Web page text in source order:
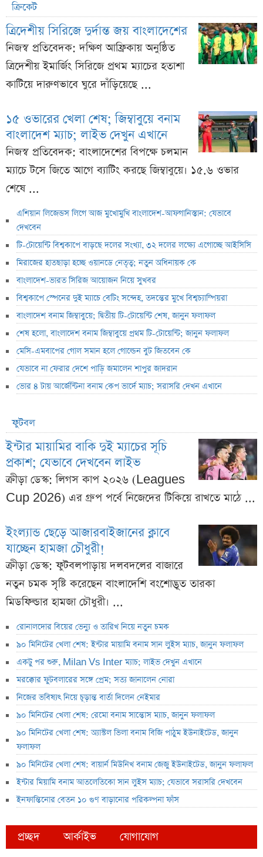
ক্রিকেট
ত্রিদেশীয় সিরিজে দুর্দান্ত জয় বাংলাদেশের
নিজস্ব প্রতিবেদক: দক্ষিণ আফ্রিকায় অনুষ্ঠিত
ত্রিদেশীয় ইমার্জিং সিরিজে প্রথম ম্যাচের হতাশা
কাটিয়ে দারুণভাবে ঘুরে দাঁড়িয়েছে ...
১৫ ওভারের খেলা শেষ; জিম্বাবুয়ে বনাম
বাংলাদেশ ম্যাচ; লাইভ দেখুন এখানে
নিজস্ব প্রতিবেদক: বাংলাদেশের বিপক্ষে চলমান
ম্যাচে টসে জিতে আগে ব্যাটিং করছে জিম্বাবুয়ে। ১৫.৬ ওভার
শেষে ...
এশিয়ান লিজেন্ডস লিগে আজ মুখোমুখি বাংলাদেশ-আফগানিস্তান: যেভাবে
দেখবেন
টি-টোয়েন্টি বিশ্বকাপে বাড়ছে দলের সংখ্যা, ৩২ দলের লক্ষ্যে এগোচ্ছে আইসিসি
মিরাজের হাতছাড়া হচ্ছে ওয়ানডে নেতৃত্ব; নতুন অধিনায়ক কে
বাংলাদেশ-ভারত সিরিজ আয়োজন নিয়ে সুখবর
বিশ্বকাপে স্পেনের দুই ম্যাচে বেটিং সন্দেহ, তদন্তের মুখে বিশ্বচ্যাম্পিয়রা
বাংলাদেশ বনাম জিম্বাবুয়ে; দ্বিতীয় টি-টোয়েন্টি শেষ, জানুন ফলাফল
শেষ হলো, বাংলাদেশ বনাম জিম্বাবুয়ে প্রথম টি-টোয়েন্টি; জানুন ফলাফল
মেসি-এমবাপের গোল সমান হলে গোল্ডেন বুট জিতবেন কে
যেভাবে না ফেরার দেশে পাড়ি জমালেন শাপুর জাদরান
ভোর ৪ টায় আর্জেন্টিনা বনাম কেপ ভার্দে ম্যাচ; সরাসরি দেখন এখানে
ফুটবল
ইন্টার মায়ামির বাকি দুই ম্যাচের সূচি
প্রকাশ; যেভাবে দেখবেন লাইভ
ক্রীড়া ডেস্ক: লিগস কাপ ২০২৬ (Leagues
Cup 2026) এর গ্রুপ পর্বে নিজেদের টিকিয়ে রাখতে মাঠে ...
ইংল্যান্ড ছেড়ে আজারবাইজানের ক্লাবে
যাচ্ছেন হামজা চৌধুরী!
ক্রীড়া ডেস্ক: ফুটবলপাড়ায় দলবদলের বাজারে
নতুন চমক সৃষ্টি করেছেন বাংলাদেশি বংশোদ্ভূত তারকা
মিডফিল্ডার হামজা চৌধুরী। ...
রোনালদোর বিয়ের ভেন্যু ও তারিখ নিয়ে নতুন চমক
৯০ মিনিটের খেলা শেষ: ইন্টার মায়ামি বনাম সান লুইস ম্যাচ, জানুন ফলাফল
একটু পর শুরু, Milan Vs Inter ম্যাচ; লাইভ দেখুন এখানে
মরক্কোর ফুটবলারের সঙ্গে প্রেম; সত্য জানালেন নোরা
নিজের ভবিষ্যৎ নিয়ে চূড়ান্ত বার্তা দিলেন নেইমার
৯০ মিনিটের খেলা শেষ: রেমো বনাম সান্তোস ম্যাচ, জানুন ফলাফল
৯০ মিনিটের খেলা শেষ: অ্যাস্টল ভিলা বনাম বিজি পাঠুম ইউনাইটেড, জানুন
ফলাফল
৯০ মিনিটের খেলা শেষ: বায়ার্ন মিউনিখ বনাম জেজু ইউনাইটেড, জানুন ফলাফল
ইন্টার মিয়ামি বনাম আতলেতিকো সান লুইস ম্যাচ; যেভাবে সরাসরি দেখবেন
ইনফান্তিনোর বেতন ১০ গুণ বাড়ানোর পরিকল্পনা ফাঁস
প্রচ্ছদ আর্কাইভ যোগাযোগ